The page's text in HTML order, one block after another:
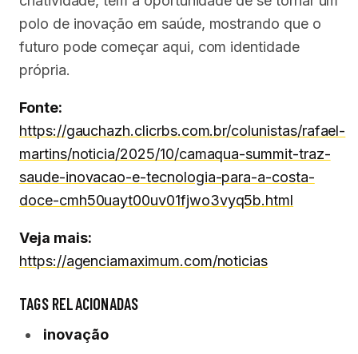
polo de inovação em saúde, mostrando que o
futuro pode começar aqui, com identidade
própria.
Fonte:
https://gauchazh.clicrbs.com.br/colunistas/rafael-
martins/noticia/2025/10/camaqua-summit-traz-
saude-inovacao-e-tecnologia-para-a-costa-
doce-cmh50uayt00uv01fjwo3vyq5b.html
Veja mais:
https://agenciamaximum.com/noticias
TAGS RELACIONADAS
inovação